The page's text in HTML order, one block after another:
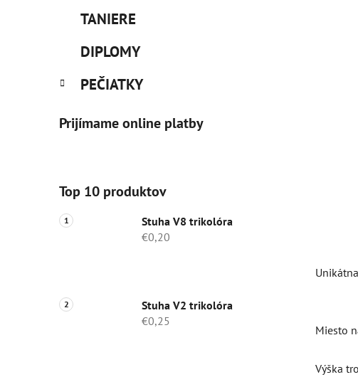
TANIERE
DIPLOMY
PEČIATKY
Prijímame online platby
Top 10 produktov
Stuha V8 trikolóra
€0,20
Stuha V2 trikolóra
€0,25
Miesto
Výška